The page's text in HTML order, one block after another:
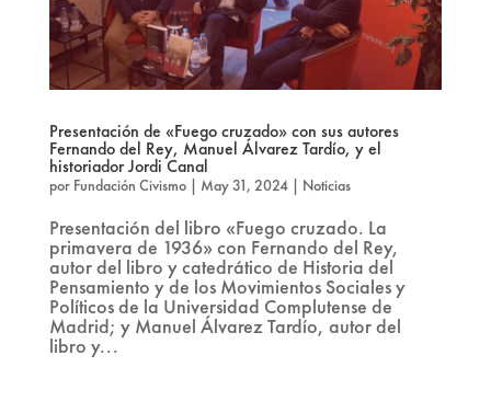
Presentación de «Fuego cruzado» con sus autores
Fernando del Rey, Manuel Álvarez Tardío, y el
historiador Jordi Canal
por Fundación Civismo| May 31, 2024| Noticias
Presentación del libro «Fuego cruzado. La
primavera de 1936» con Fernando del Rey,
autor del libro y catedrático de Historia del
Pensamiento y de los Movimientos Sociales y
Políticos de la Universidad Complutense de
Madrid; y Manuel Álvarez Tardío, autor del
libro y...